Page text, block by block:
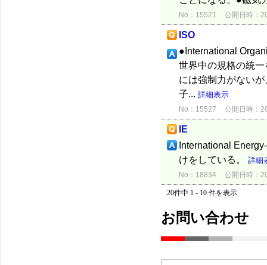
No：15521 公開日時：
ISO
●International
世界中の規格の統
には強制力がない
子... 詳細表示
No：15527 公開日時：
IE
International
けをしている。 詳細
No：18834 公開日時：
20件中 1 - 10 件を表示
お問い合わせ